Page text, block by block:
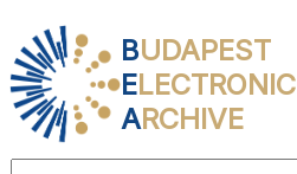
BUDAPEST
ELECTRONIC
ARCHIVE